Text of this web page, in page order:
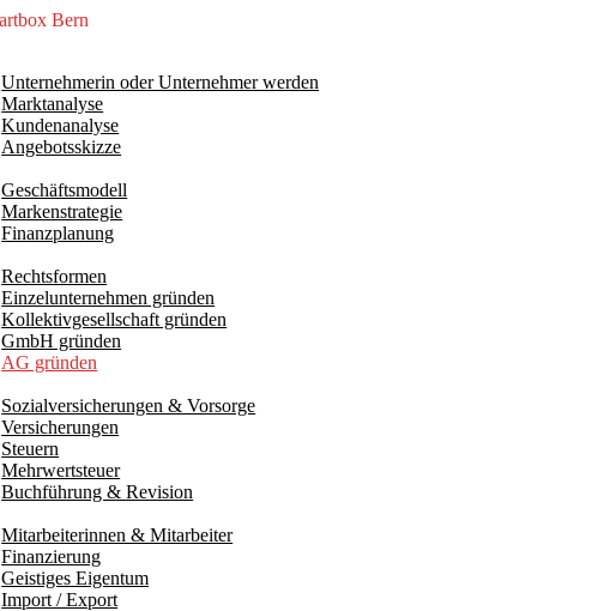
Unternehmerin oder Unternehmer werden
Marktanalyse
Kundenanalyse
Angebotsskizze
Geschäftsmodell
Markenstrategie
Finanzplanung
Rechtsformen
Einzelunternehmen gründen
Kollektivgesellschaft gründen
GmbH gründen
AG gründen
Sozialversicherungen & Vorsorge
Versicherungen
Steuern
Mehrwertsteuer
Buchführung & Revision
Mitarbeiterinnen & Mitarbeiter
Finanzierung
Geistiges Eigentum
Import / Export